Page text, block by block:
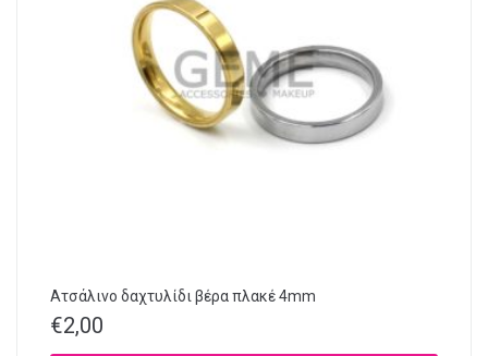
Ατσάλινο δαχτυλίδι βέρα πλακέ 4mm
€2,00